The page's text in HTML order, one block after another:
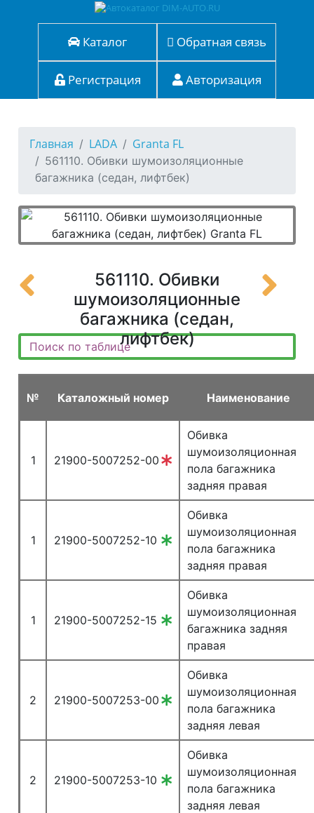
Каталог Обратная связь
Регистрация Авторизация
Главная LADA Granta FL
561110. Обивки шумоизоляционные
багажника (седан, лифтбек)
561110. Обивки
шумоизоляционные
багажника (седан,
лифтбек)
№ Каталожный номер Наименование
1 21900-5007252-00
Обивка
шумоизоляционная
пола багажника
задняя правая
1 21900-5007252-10
Обивка
шумоизоляционная
пола багажника
задняя правая
1 21900-5007252-15
Обивка
шумоизоляционная
багажника задняя
правая
2 21900-5007253-00
Обивка
шумоизоляционная
пола багажника
задняя левая
2 21900-5007253-10
Обивка
шумоизоляционная
пола багажника
задняя левая